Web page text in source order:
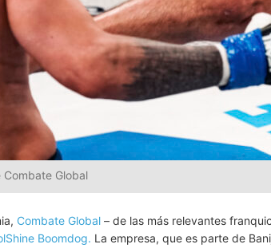
Global
Combate Global – de las más relevantes
Boomdog. La empresa, que es parte de